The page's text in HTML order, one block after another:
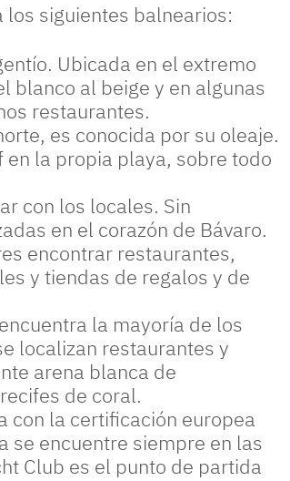
los siguientes balnearios:
Ubicada en el extremo
blanco al beige y en algunas
restaurantes.
es conocida por su oleaje.
en la propia playa, sobre todo
con los locales. Sin
en el corazón de Bávaro.
encontrar restaurantes,
y tiendas de regalos y de
la mayoría de los
localizan restaurantes y
arena blanca de
de coral.
la certificación europea
se encuentre siempre en las
Club es el punto de partida